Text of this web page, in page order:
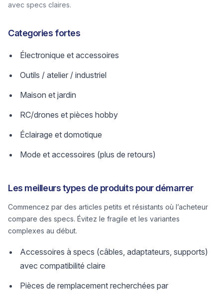
avec specs claires.
Categories fortes
Électronique et accessoires
Outils / atelier / industriel
Maison et jardin
RC/drones et pièces hobby
Éclairage et domotique
Mode et accessoires (plus de retours)
Les meilleurs types de produits pour démarrer
Commencez par des articles petits et résistants où l’acheteur
compare des specs. Évitez le fragile et les variantes
complexes au début.
Accessoires à specs (câbles, adaptateurs, supports)
avec compatibilité claire
Pièces de remplacement recherchées par